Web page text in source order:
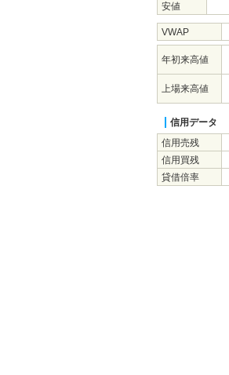
安値
VWAP
年初来高値
上場来高値
信用データ
信用売残
信用買残
貸借倍率